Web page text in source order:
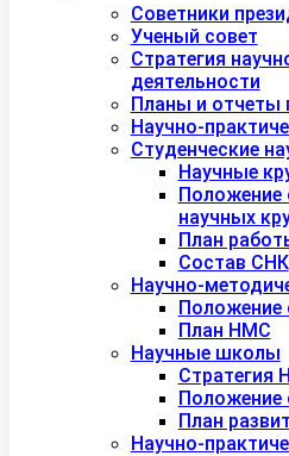
Советники
Ученый совет
Стратегия
деятельности
Планы и отчеты
Научно-
Студенческие
Научные
Положение
научных
План
Состав СНК
Научно-
План НМС
Научные школы
Стратегия
Положение
План
Научно-